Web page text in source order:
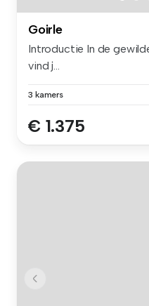
Goirle
Introductie In de
vind j...
3 kamers
€ 1.375